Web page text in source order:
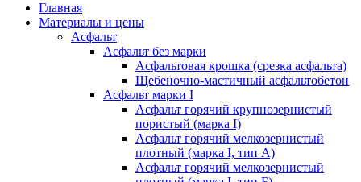
Главная
Материалы и цены
Асфальт
Асфальт без марки
Асфальтовая крошка (срезка асфальта)
Щебеночно-мастичный асфальтобетон
Асфальт марки I
Асфальт горячий крупнозернистый
пористый (марка I)
Асфальт горячий мелкозернистый
плотный (марка I, тип А)
Асфальт горячий мелкозернистый